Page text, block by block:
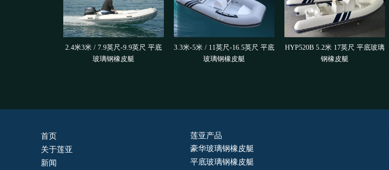
2.4米3米 / 7.9英尺-9.9英尺 平底
玻璃钢橡皮艇
3.3米-5米 / 11英尺-16.5英尺 平底
玻璃钢橡皮艇
HYP520B 5.2米 17英尺 平底玻璃
钢橡皮艇
首页
关于莲亚
新闻
莲亚产品
豪华玻璃钢橡皮艇
平底玻璃钢橡皮艇